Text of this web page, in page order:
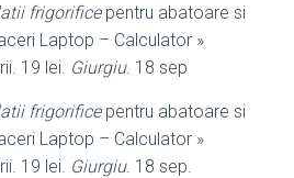
frigorificepentru abatoare si
Laptop – Calculator »
19 lei. Giurgiu. 18 sep
frigorificepentru abatoare si
Laptop – Calculator »
19 lei. Giurgiu. 18 sep.